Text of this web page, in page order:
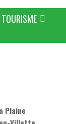
TOURISME
Plaine